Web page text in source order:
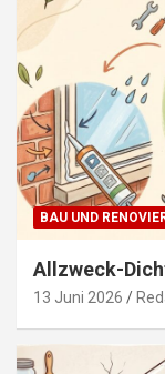
BAU UND
Allzweck-
13 Juni 2026